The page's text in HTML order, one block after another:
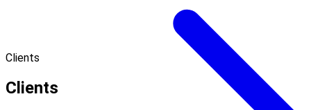
Clients
Clients